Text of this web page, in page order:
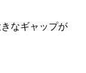
なギャップが